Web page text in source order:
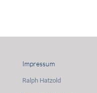
Impressum
Ralph Hatzold